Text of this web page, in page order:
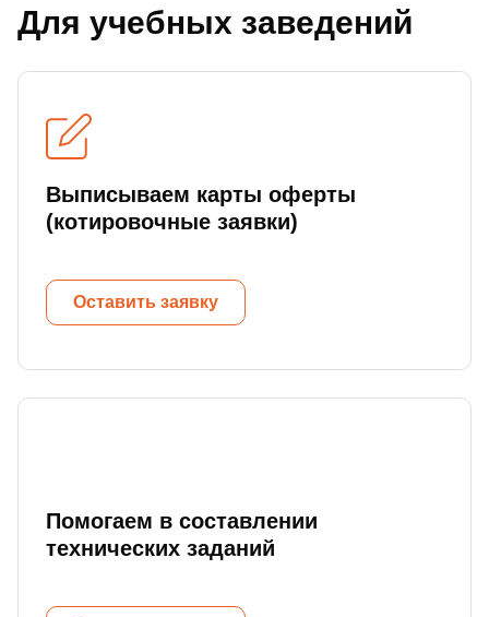
Для учебных заведений
Выписываем карты оферты
(котировочные заявки)
Оставить заявку
Помогаем в составлении
технических заданий